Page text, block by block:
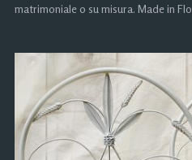
matrimoniale o su misura. Made in